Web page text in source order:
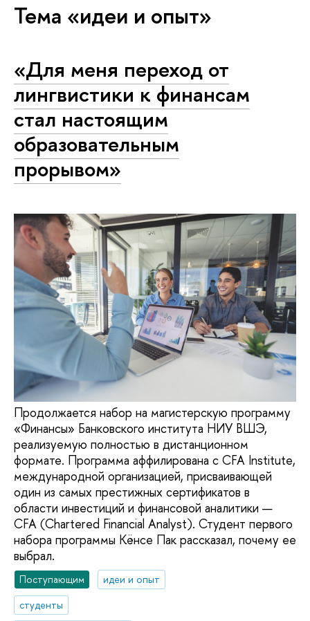
Тема «идеи и опыт»
«Для меня переход от
лингвистики к финансам
стал настоящим
образовательным
прорывом»
Продолжается набор на магистерскую программу
«Финансы» Банковского института НИУ ВШЭ,
реализуемую полностью в дистанционном
формате. Программа аффилирована с CFA Institute,
международной организацией, присваивающей
один из самых престижных сертификатов в
области инвестиций и финансовой аналитики —
CFA (Chartered Financial Analyst). Студент первого
набора программы Кёнсе Пак рассказал, почему ее
выбрал.
Поступающим
идеи и опыт
студенты